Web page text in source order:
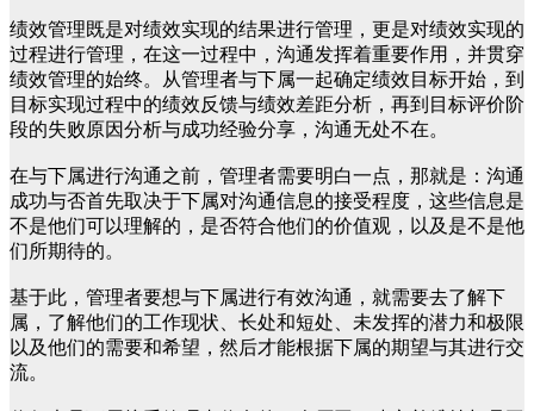
绩效管理既是对绩效实现的结果进行管理，更是对绩效实现的
过程进行管理，在这一过程中，沟通发挥着重要作用，并贯穿
绩效管理的始终。从管理者与下属一起确定绩效目标开始，到
目标实现过程中的绩效反馈与绩效差距分析，再到目标评价阶
段的失败原因分析与成功经验分享，沟通无处不在。
在与下属进行沟通之前，管理者需要明白一点，那就是：沟通
成功与否首先取决于下属对沟通信息的接受程度，这些信息是
不是他们可以理解的，是否符合他们的价值观，以及是不是他
们所期待的。
基于此，管理者要想与下属进行有效沟通，就需要去了解下
属，了解他们的工作现状、长处和短处、未发挥的潜力和极限
以及他们的需要和希望，然后才能根据下属的期望与其进行交
流。